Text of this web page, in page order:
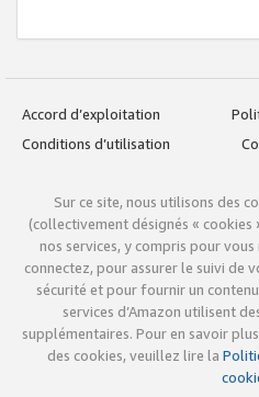
Accord d’exploitation
Conditions d’utilisation
Sur ce site, nous utilisons des
(collectivement désignés «
nos services, y compris pour
connectez, pour assurer le suivi de
sécurité et pour fournir un
services d’Amazon utilisent
supplémentaires. Pour en savoir
des cookies, veuillez lire la